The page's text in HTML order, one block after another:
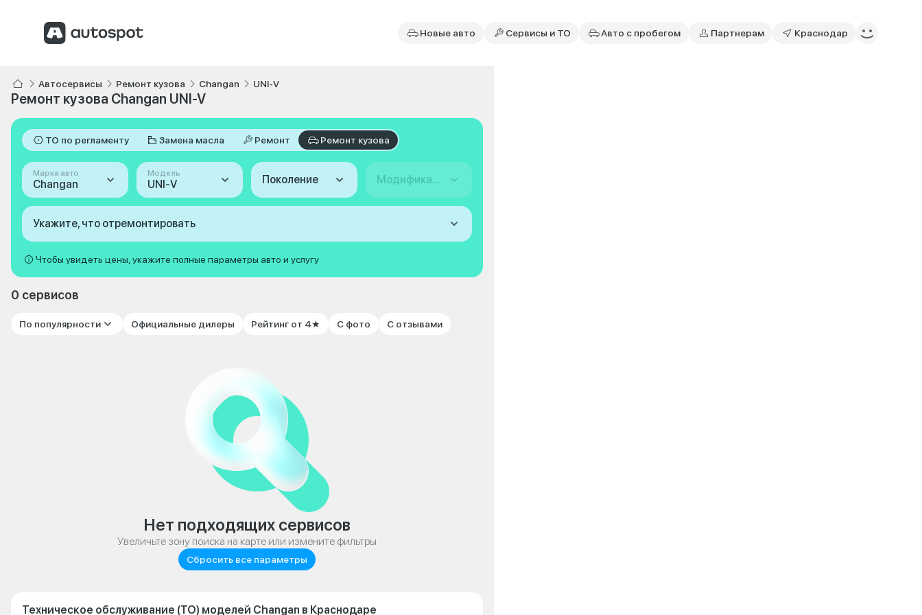
Новые авто Сервисы и ТО Авто с пробегом Партнерам Краснодар
Автосервисы Ремонт кузова Changan UNI-V
Ремонт кузова Changan UNI-V
ТО по регламенту Замена масла Ремонт Ремонт кузова
Марка авто
Changan
Модель
UNI-V Поколение Модификация
Укажите, что отремонтировать
Чтобы увидеть цены, укажите полные параметры авто и услугу
0 сервисов
По популярности Официальные дилеры Рейтинг от 4★ С фото С отзывами
Нет подходящих сервисов
Увеличьте зону поиска на карте или измените фильтры
Сбросить все параметры
Техническое обслуживание (ТО) моделей Changan в Краснодаре